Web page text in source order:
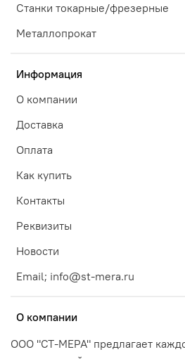
Станки токарные/фрезерные
Металлопрокат
Информация
О компании
Доставка
Оплата
Как купить
Контакты
Реквизиты
Новости
Email; info@st-mera.ru
О компании
ООО "СТ-МЕРА" предлагает